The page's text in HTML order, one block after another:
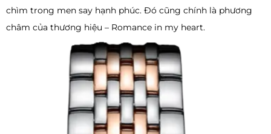
chìm trong men say hạnh phúc. Đó cũng chính là phương
châm của thương hiệu – Romance in my heart.